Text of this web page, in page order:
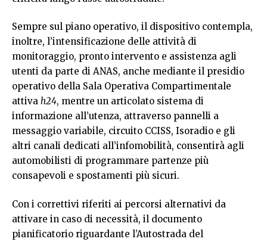
Sempre sul piano operativo, il dispositivo contempla,
inoltre, l’intensificazione delle attività di
monitoraggio, pronto intervento e assistenza agli
utenti da parte di ANAS, anche mediante il presidio
operativo della Sala Operativa Compartimentale
attiva h24, mentre un articolato sistema di
informazione all’utenza, attraverso pannelli a
messaggio variabile, circuito CCISS, Isoradio e gli
altri canali dedicati all’infomobilità, consentirà agli
automobilisti di programmare partenze più
consapevoli e spostamenti più sicuri.
Con i correttivi riferiti ai percorsi alternativi da
attivare in caso di necessità, il documento
pianificatorio riguardante l’Autostrada del